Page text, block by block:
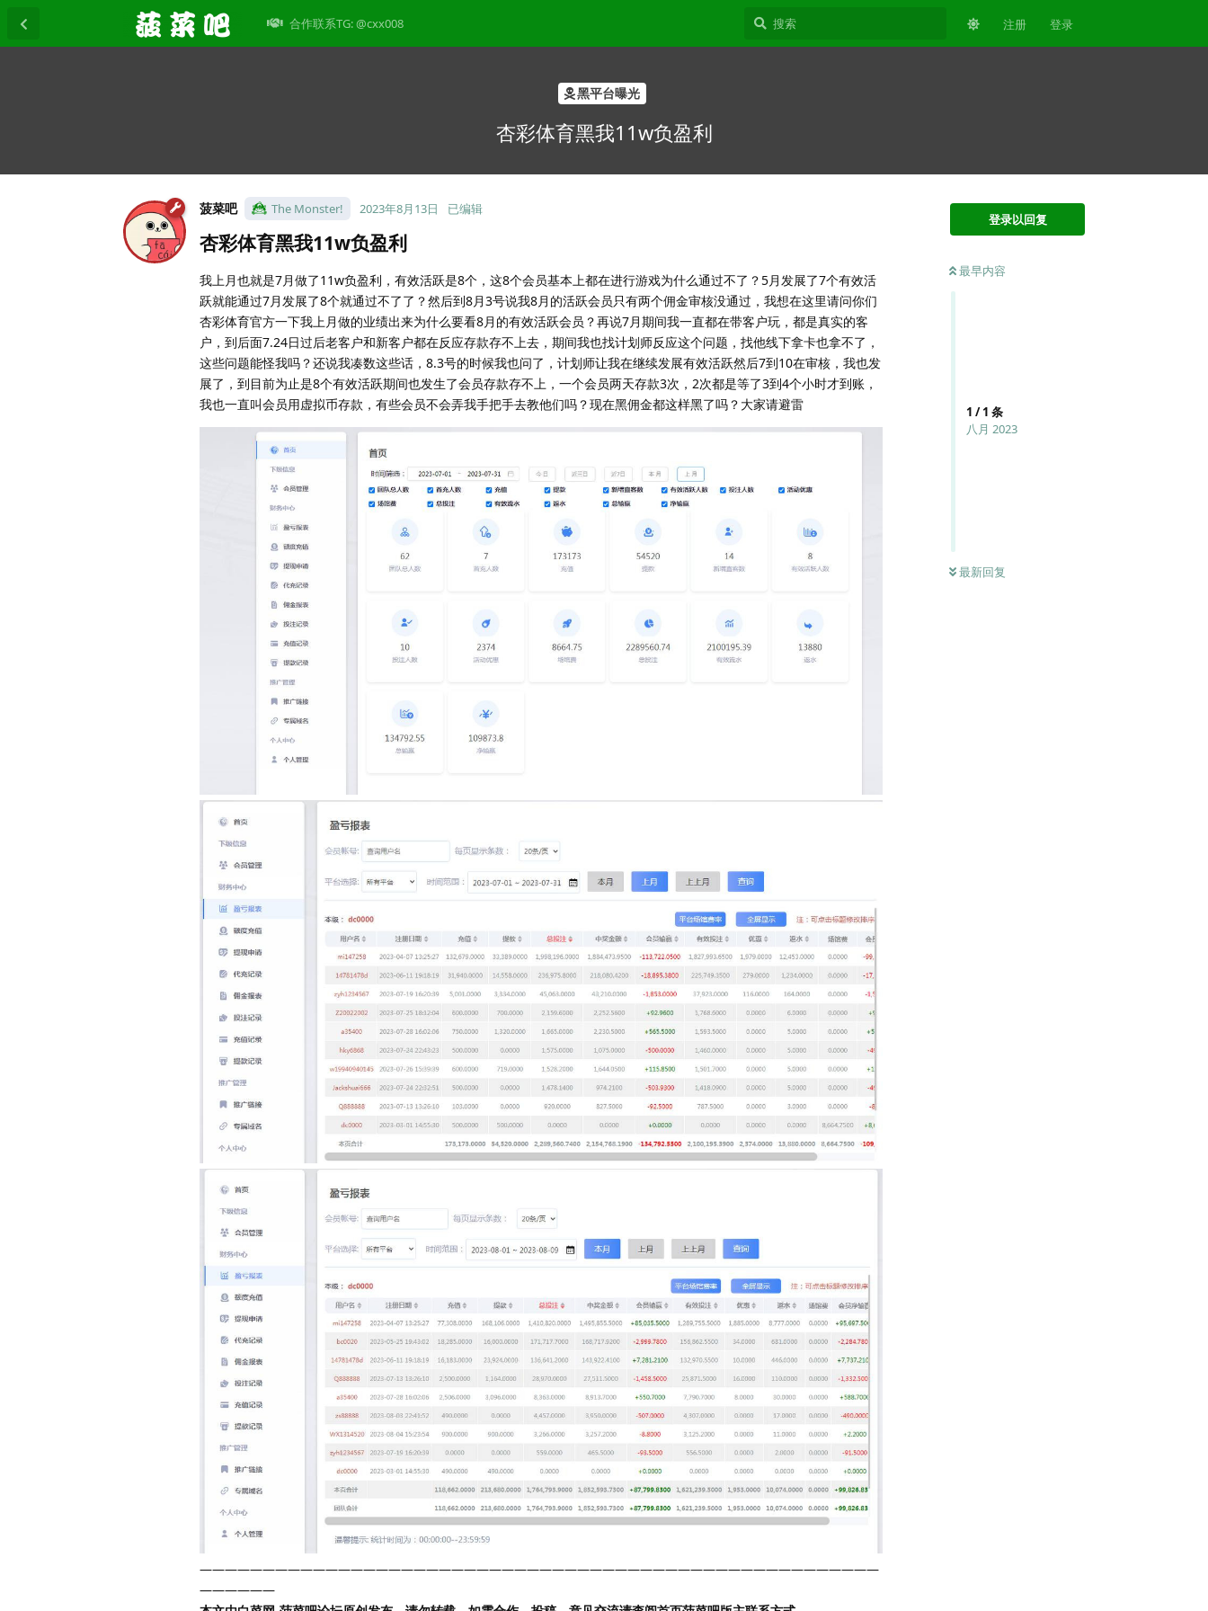
合作联系TG: @cxx008 注册 登录
黑平台曝光
杏彩体育黑我11w负盈利
登录以回复
最早内容
1 /1 条
八月 2023
最新回复
菠菜吧 The Monster! 2023年8月13日 已编辑
杏彩体育黑我11w负盈利
我上月也就是7月做了11w负盈利，有效活跃是8个，这8个会员基本上都在进行游戏为什么通过不了？5月发展了7个有效活
跃就能通过7月发展了8个就通过不了了？然后到8月3号说我8月的活跃会员只有两个佣金审核没通过，我想在这里请问你们
杏彩体育官方一下我上月做的业绩出来为什么要看8月的有效活跃会员？再说7月期间我一直都在带客户玩，都是真实的客
户，到后面7.24日过后老客户和新客户都在反应存款存不上去，期间我也找计划师反应这个问题，找他线下拿卡也拿不了，
这些问题能怪我吗？还说我凑数这些话，8.3号的时候我也问了，计划师让我在继续发展有效活跃然后7到10在审核，我也发
展了，到目前为止是8个有效活跃期间也发生了会员存款存不上，一个会员两天存款3次，2次都是等了3到4个小时才到账，
我也一直叫会员用虚拟币存款，有些会员不会弄我手把手去教他们吗？现在黑佣金都这样黑了吗？大家请避雷
——————————————————————————————————————————————————————
——————